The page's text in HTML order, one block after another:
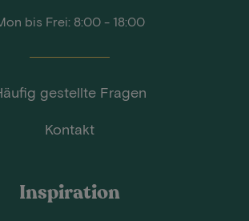
bis Frei: 8:00 - 18:00
gestellte Fragen
Kontakt
Inspiration